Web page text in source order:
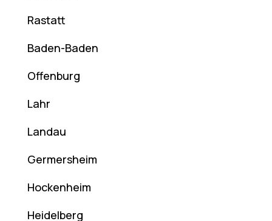
Rastatt
Baden-Baden
Offenburg
Lahr
Landau
Germersheim
Hockenheim
Heidelberg